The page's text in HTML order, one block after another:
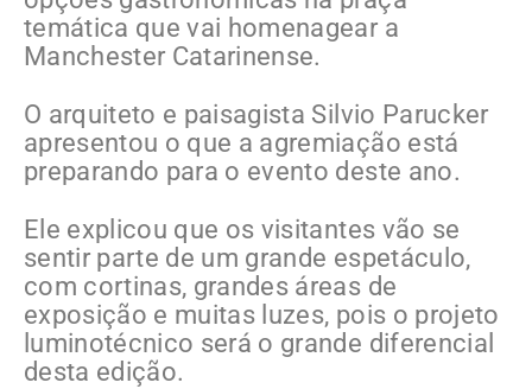
temática que vai homenagear a
Manchester Catarinense.
O arquiteto e paisagista Silvio Parucker
apresentou o que a agremiação está
preparando para o evento deste ano.
Ele explicou que os visitantes vão se
sentir parte de um grande espetáculo,
com cortinas, grandes áreas de
exposição e muitas luzes, pois o projeto
luminotécnico será o grande diferencial
desta edição.